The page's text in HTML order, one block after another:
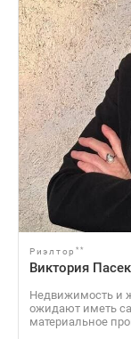
Риэлтор **
Виктория
Недвижимость и
ожидают иметь
материальное